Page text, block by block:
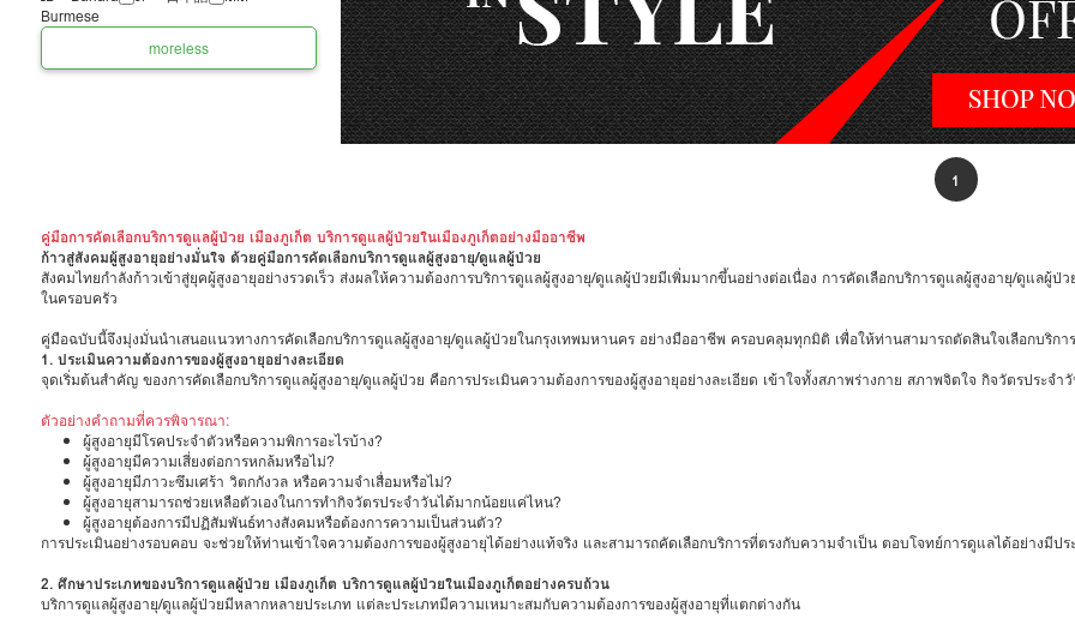
1
Burmese
moreless
คู่มือการคัดเลือกบริการดูแลผู้ป่วย เมืองภูเก็ต บริการดูแลผู้ป่วยในเมืองภูเก็ตอย่างมืออาชีพ
ก้าวสู่สังคมผู้สูงอายุอย่างมั่นใจ ด้วยคู่มือการคัดเลือกบริการดูแลผู้สูงอายุ/ดูแลผู้ป่วย
สังคมไทยกำลังก้าวเข้าสู่ยุคผู้สูงอายุอย่างรวดเร็ว ส่งผลให้ความต้องการบริการดูแลผู้สูงอายุ/ดูแลผู้ป่วยมีเพิ่มมากขึ้นอย่างต่อเนื่อง การคัดเลือกบริการดูแลผู้สูงอายุ/ดูแลผู้
ในครอบครัว
คู่มือฉบับนี้จึงมุ่งมั่นนำเสนอแนวทางการคัดเลือกบริการดูแลผู้สูงอายุ/ดูแลผู้ป่วยในกรุงเทพมหานคร อย่างมืออาชีพ ครอบคลุมทุกมิติ เพื่อให้ท่านสามารถตัดสินใจเลือกบริ
1. ประเมินความต้องการของผู้สูงอายุอย่างละเอียด
จุดเริ่มต้นสำคัญ ของการคัดเลือกบริการดูแลผู้สูงอายุ/ดูแลผู้ป่วย คือการประเมินความต้องการของผู้สูงอายุอย่างละเอียด เข้าใจทั้งสภาพร่างกาย สภาพจิตใจ กิจวัตรประจ
ตัวอย่างคำถามที่ควรพิจารณา:
ผู้สูงอายุมีโรคประจำตัวหรือความพิการอะไรบ้าง?
ผู้สูงอายุมีความเสี่ยงต่อการหกล้มหรือไม่?
ผู้สูงอายุมีภาวะซึมเศร้า วิตกกังวล หรือความจำเสื่อมหรือไม่?
ผู้สูงอายุสามารถช่วยเหลือตัวเองในการทำกิจวัตรประจำวันได้มากน้อยแค่ไหน?
ผู้สูงอายุต้องการมีปฏิสัมพันธ์ทางสังคมหรือต้องการความเป็นส่วนตัว?
การประเมินอย่างรอบคอบ จะช่วยให้ท่านเข้าใจความต้องการของผู้สูงอายุได้อย่างแท้จริง และสามารถคัดเลือกบริการที่ตรงกับความจำเป็น ตอบโจทย์การดูแลได้อย่างมีป
2. ศึกษาประเภทของบริการดูแลผู้ป่วย เมืองภูเก็ต บริการดูแลผู้ป่วยในเมืองภูเก็ตอย่างครบถ้วน
บริการดูแลผู้สูงอายุ/ดูแลผู้ป่วยมีหลากหลายประเภท แต่ละประเภทมีความเหมาะสมกับความต้องการของผู้สูงอายุที่แตกต่างกัน